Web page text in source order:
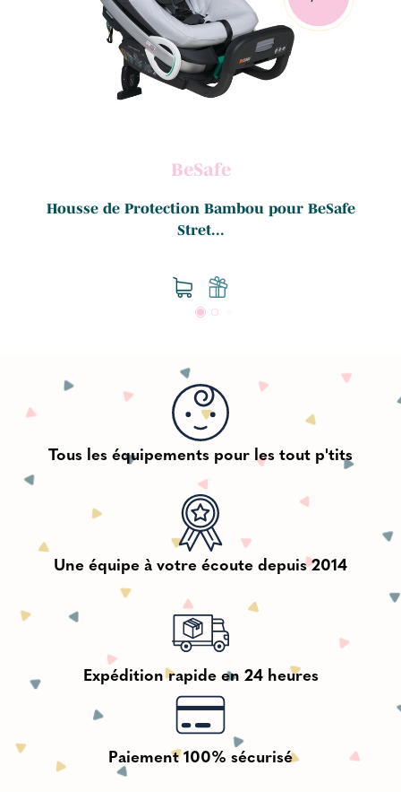
BeSafe
Housse de Protection Bambou pour BeSafe
Stret...
Tous les équipements pour les tout p'tits
Une équipe à votre écoute depuis 2014
Expédition rapide en 24 heures
Paiement 100% sécurisé